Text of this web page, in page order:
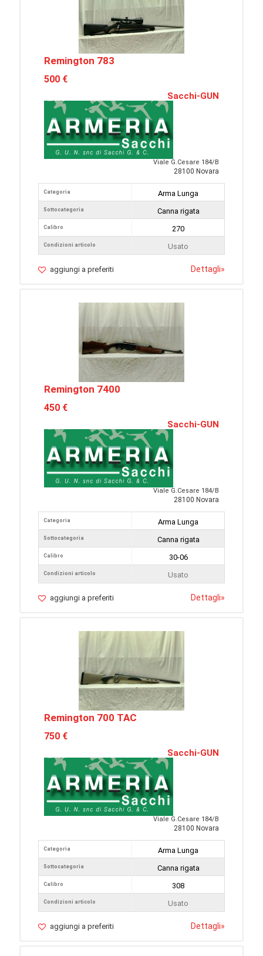
Remington 783
500 €
Sacchi-GUN
Viale G.Cesare 184/B
28100 Novara
Categoria
Sottocategoria
Calibro
Condizioni articolo
Arma Lunga
Canna rigata
270
Usato
aggiungi a preferiti Dettagli»
Remington 7400
450 €
Sacchi-GUN
Viale G.Cesare 184/B
28100 Novara
Categoria
Sottocategoria
Calibro
Condizioni articolo
Arma Lunga
Canna rigata
30-06
Usato
aggiungi a preferiti Dettagli»
Remington 700 TAC
750 €
Sacchi-GUN
Viale G.Cesare 184/B
28100 Novara
Categoria
Sottocategoria
Calibro
Condizioni articolo
Arma Lunga
Canna rigata
308
Usato
aggiungi a preferiti Dettagli»